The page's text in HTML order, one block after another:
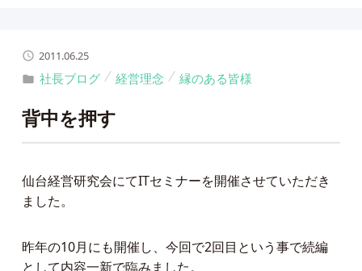
2011.06.25
社長ブログ 経営理念 縁のある皆様
背中を押す
仙台経営研究会にてITセミナーを開催させていただき
ました。
昨年の10月にも開催し、今回で2回目という事で続編
として内容一新で臨みました。